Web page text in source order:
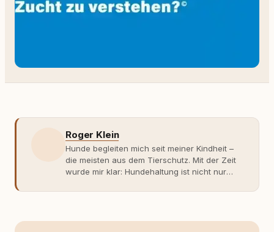
Roger Klein
Hunde begleiten mich seit meiner Kindheit –
die meisten aus dem Tierschutz. Mit der Zeit
wurde mir klar: Hundehaltung ist nicht nur
Fachwissen. Der Wendepunkt kam mit meinem